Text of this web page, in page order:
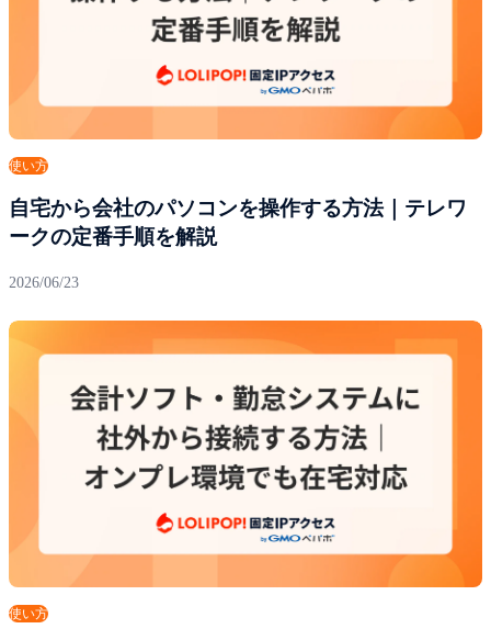
使い方
自宅から会社のパソコンを操作する方法｜テレワ
ークの定番手順を解説
2026/06/23
使い方